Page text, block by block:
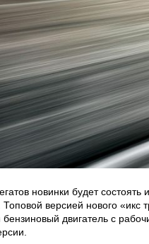
новинки будет
Топовой версией нового
бензиновый двигатель с